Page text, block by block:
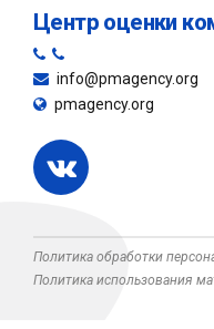
Центр оценки
info@pmagency.org
pmagency.org
Политика обработки
Политика использования